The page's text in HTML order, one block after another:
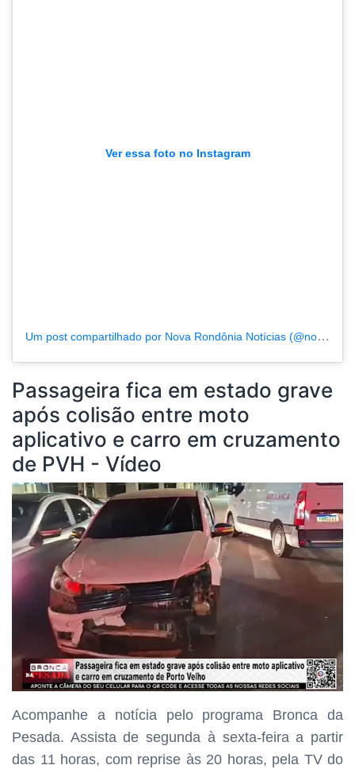
Ver essa foto no Instagram
Um post compartilhado por Nova Rondônia Notícias (@novarondonia)
Passageira fica em estado grave
após colisão entre moto
aplicativo e carro em cruzamento
de PVH - Vídeo
Acompanhe a notícia pelo programa Bronca da
Pesada. Assista de segunda à sexta-feira a partir
das 11 horas, com reprise às 20 horas, pela TV do